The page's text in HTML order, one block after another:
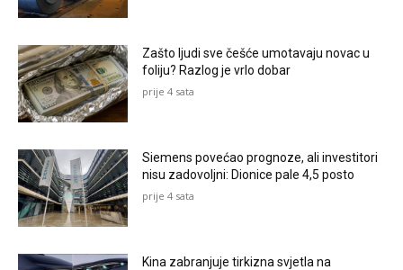
Zašto ljudi sve češće umotavaju novac u
foliju? Razlog je vrlo dobar
prije 4 sata
Siemens povećao prognoze, ali investitori
nisu zadovoljni: Dionice pale 4,5 posto
prije 4 sata
Kina zabranjuje tirkizna svjetla na